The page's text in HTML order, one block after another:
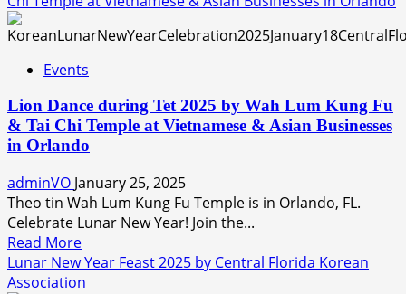
Quan
Âm
2024
Tet
Program
at
Am
Buddhist
Temple
Giao
và
Lễ
Phật
trong
Ngày
Tết
Ất
Ty
2025
tại
Chùa
Events
Lion Dance during Tet 2025 by Wah Lum Kung Fu
& Tai Chi Temple at Vietnamese & Asian Businesses
in Orlando
adminVO January 25, 2025
Theo tin Wah Lum Kung Fu Temple is in Orlando, FL.
Celebrate Lunar New Year! Join the...
Read MoreRead
more
about
Lunar New Year Feast 2025 by Central Florida Korean
Association